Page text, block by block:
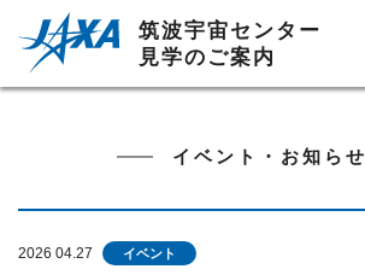
筑波宇宙センター
見学のご案内
イベント・お知らせ
2026 04.27 イベント